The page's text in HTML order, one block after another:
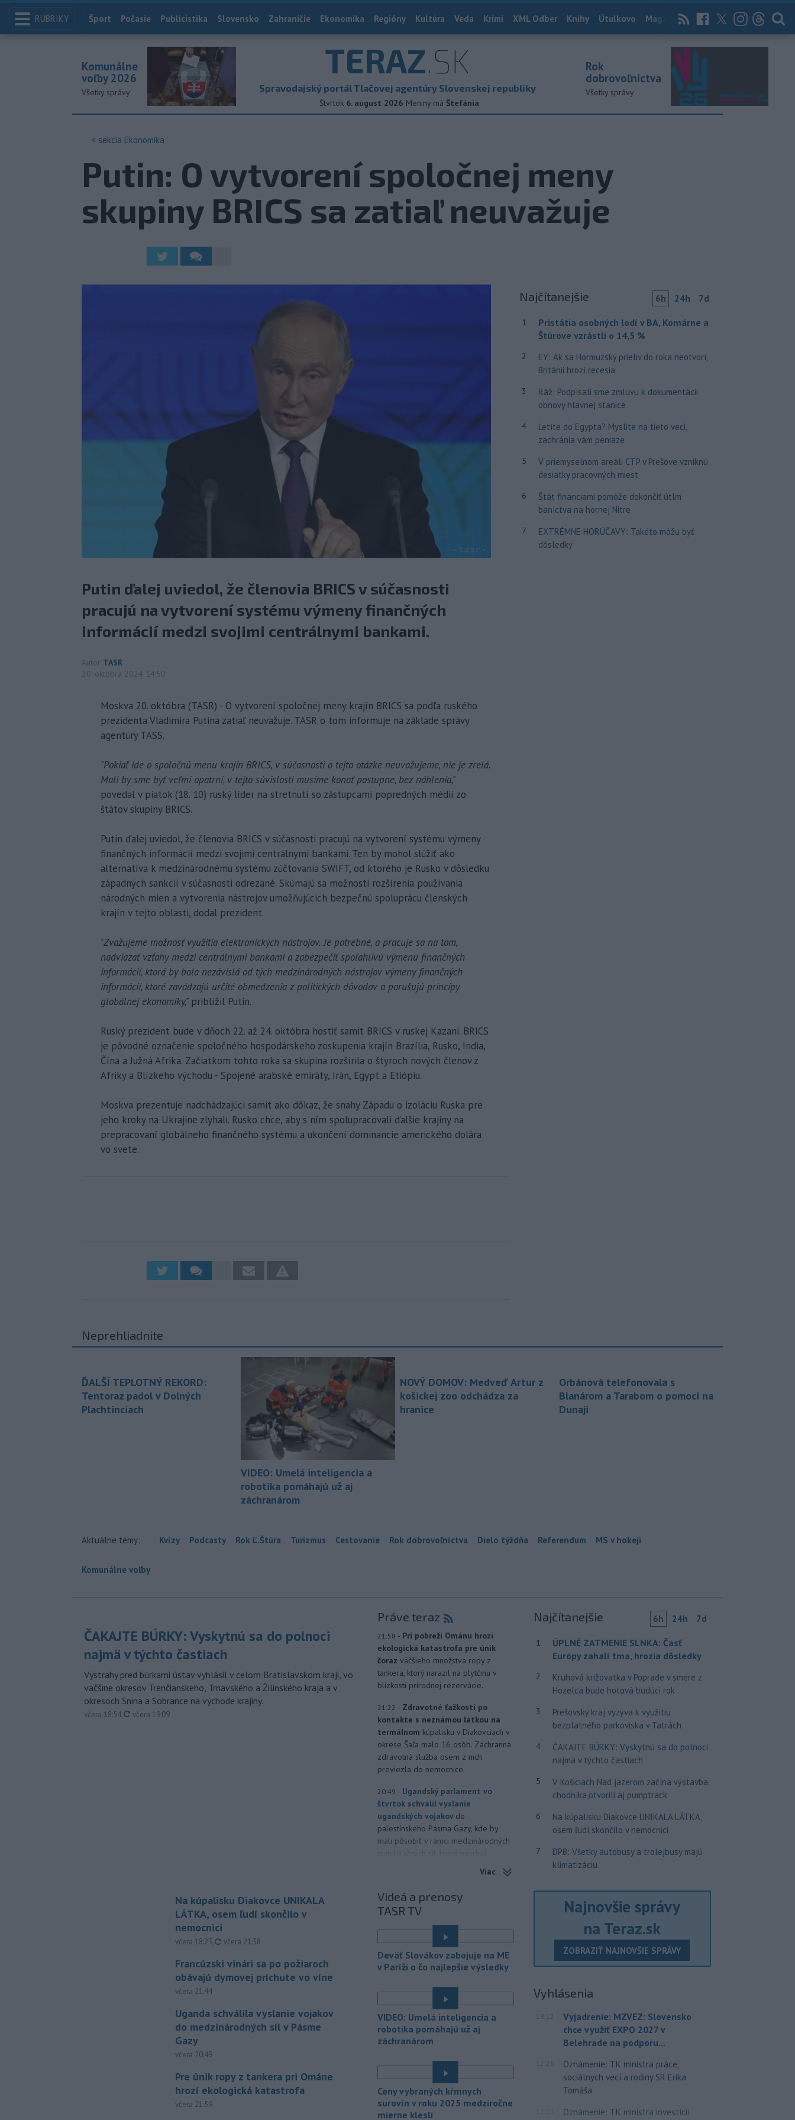
RUBRIKY Index
Šport Počasie Publicistika Slovensko Zahraničie Ekonomika Regióny Kultúra Veda Krimi XML Odber Knihy Útulkovo Magazín News Now Archív
TERAZ.SK
Spravodajský portál Tlačovej agentúry Slovenskej republiky
Štvrtok 6. august 2026 Meniny má Štefánia
Komunálne
voľby 2026
Všetky správy
Rok
dobrovoľníctva
Všetky správy
< sekcia Ekonomika
Putin: O vytvorení spoločnej meny
skupiny BRICS sa zatiaľ neuvažuje
Putin ďalej uviedol, že členovia BRICS v súčasnosti
pracujú na vytvorení systému výmeny finančných
informácií medzi svojimi centrálnymi bankami.
Autor TASR
20. októbra 2024 14:50
Moskva 20. októbra (TASR) - O vytvorení spoločnej meny krajín BRICS sa podľa ruského
prezidenta Vladimira Putina zatiaľ neuvažuje. TASR o tom informuje na základe správy
agentúry TASS.
"Pokiaľ ide o spoločnú menu krajín BRICS, v súčasnosti o tejto otázke neuvažujeme, nie je zrelá.
Mali by sme byť veľmi opatrní, v tejto súvislosti musíme konať postupne, bez náhlenia,"
povedal v piatok (18. 10) ruský líder na stretnutí so zástupcami popredných médií zo
štátov skupiny BRICS.
Putin ďalej uviedol, že členovia BRICS v súčasnosti pracujú na vytvorení systému výmeny
finančných informácií medzi svojimi centrálnymi bankami. Ten by mohol slúžiť ako
alternatíva k medzinárodnému systému zúčtovania SWIFT, od ktorého je Rusko v dôsledku
západných sankcií v súčasnosti odrezané. Skúmajú sa možnosti rozšírenia používania
národných mien a vytvorenia nástrojov umožňujúcich bezpečnú spoluprácu členských
krajín v tejto oblasti, dodal prezident.
"Zvažujeme možnosť využitia elektronických nástrojov. Je potrebné, a pracuje sa na tom,
nadviazať vzťahy medzi centrálnymi bankami a zabezpečiť spoľahlivú výmenu finančných
informácií, ktorá by bola nezávislá od tých medzinárodných nástrojov výmeny finančných
informácií, ktoré zavádzajú určité obmedzenia z politických dôvodov a porušujú princípy
globálnej ekonomiky," priblížil Putin.
Ruský prezident bude v dňoch 22. až 24. októbra hostiť samit BRICS v ruskej Kazani. BRICS
je pôvodné označenie spoločného hospodárskeho zoskupenia krajín Brazília, Rusko, India,
Čína a Južná Afrika. Začiatkom tohto roka sa skupina rozšírila o štyroch nových členov z
Afriky a Blízkeho východu - Spojené arabské emiráty, Irán, Egypt a Etiópiu.
Moskva prezentuje nadchádzajúci samit ako dôkaz, že snahy Západu o izoláciu Ruska pre
jeho kroky na Ukrajine zlyhali. Rusko chce, aby s ním spolupracovali ďalšie krajiny na
prepracovaní globálneho finančného systému a ukončení dominancie amerického dolára
vo svete.
Najčítanejšie 6h 24h 7d
1
Pristátia osobných lodí v BA, Komárne a
Štúrove vzrástli o 14,5 %
2
EY: Ak sa Hormuzský prieliv do roka neotvorí,
Británii hrozí recesia
3
Ráž: Podpísali sme zmluvu k dokumentácii
obnovy hlavnej stanice
4
Letíte do Egypta? Myslite na tieto veci,
zachránia vám peniaze
5
V priemyselnom areáli CTP v Prešove vzniknú
desiatky pracovných miest
6
Štát financiami pomôže dokončiť útlm
baníctva na hornej Nitre
7
EXTRÉMNE HORÚČAVY: Takéto môžu byť
dôsledky
Neprehliadnite
ĎALŠÍ TEPLOTNÝ REKORD:
Tentoraz padol v Dolných
Plachtinciach
VIDEO: Umelá inteligencia a
robotika pomáhajú už aj
záchranárom
NOVÝ DOMOV: Medveď Artur z
košickej zoo odchádza za
hranice
Orbánová telefonovala s
Blanárom a Tarabom o pomoci na
Dunaji
Aktuálne témy: Kvízy Podcasty Rok Ľ.Štúra Turizmus Cestovanie Rok dobrovoľníctva Dielo týždňa Referendum MS v hokeji
Komunálne voľby
ČAKAJTE BÚRKY: Vyskytnú sa do polnoci
najmä v týchto častiach
Výstrahy pred búrkami ústav vyhlásil v celom Bratislavskom kraji, vo
väčšine okresov Trenčianskeho, Trnavského a Žilinského kraja a v
okresoch Snina a Sobrance na východe krajiny.
včera 18:54, aktualizované
včera 19:09
Na kúpalisku Diakovce UNIKALA
LÁTKA, osem ľudí skončilo v
nemocnici
včera 18:23, aktualizované
včera 21:38
Francúzski vinári sa po požiaroch
obávajú dymovej príchute vo víne
včera 21:44
Uganda schválila vyslanie vojakov
do medzinárodných síl v Pásme
Gazy
včera 20:49
Pre únik ropy z tankera pri Ománe
hrozí ekologická katastrofa
včera 21:59
Práve teraz
21:58 - Pri pobreží Ománu hrozí
ekologická katastrofa pre únik
čoraz väčšieho množstva ropy z
tankera, ktorý narazil na plytčinu v
blízkosti prírodnej rezervácie.
21:22 - Zdravotné ťažkosti po
kontakte s neznámou látkou na
termálnom kúpalisku v Diakovciach v
okrese Šaľa malo 16 osôb. Záchranná
zdravotná služba osem z nich
previezla do nemocnice.
20:49 - Ugandský parlament vo
štvrtok schválil vyslanie
ugandských vojakov do
palestínskeho Pásma Gazy, kde by
mali pôsobiť v rámci medzinárodných
(FA) stiahla svoju podporu
prezidentovi
futbalovej federácie (FIFA) Giannimu
Infantinovi, ktorý je pod paľbou kritiky
po jeho neúspešnom pláne.
18:54 - Vo štvrtok do polnoci treba
Slovenska počítať s búrkami.
Slovenský hydrometeorologický ústav
(SHMÚ) vydal výstrahy prvého stupňa.
Platia aj v okresoch Snina a Sobrance.
záchrannými zložkami zasahuje na
termálnom kúpalisku v Diakovciach.
17:36 - V dunajských prístavoch v
Bratislave, Komárne a Štúrove v
Viac
Videá a prenosy
TASR TV
Deväť Slovákov zabojuje na ME
v Paríži o čo najlepšie výsledky
VIDEO: Umelá inteligencia a
robotika pomáhajú už aj
záchranárom
Ceny vybraných kŕmnych
surovín v roku 2025 medziročne
mierne klesli
Najčítanejšie 6h 24h 7d
1
ÚPLNÉ ZATMENIE SLNKA: Časť
Európy zahalí tma, hrozia dôsledky
2
Kruhová križovatka v Poprade v smere z
Hozelca bude hotová budúci rok
3
Prešovský kraj vyzýva k využitiu
bezplatného parkoviska v Tatrách
4
ČAKAJTE BÚRKY: Vyskytnú sa do polnoci
najmä v týchto častiach
5
V Košiciach Nad jazerom začína výstavba
chodníka,otvorili aj pumptrack
6
Na kúpalisku Diakovce UNIKALA LÁTKA,
osem ľudí skončilo v nemocnici
7
DPB: Všetky autobusy a trolejbusy majú
klimatizáciu
Najnovšie správy
na Teraz.sk
ZOBRAZIŤ NAJNOVŠIE SPRÁVY
Vyhlásenia
18:12
Vyjadrenie: MZVEZ: Slovensko
chce využiť EXPO 2027 v
Belehrade na podporu...
12:26
Oznámenie: TK ministra práce,
sociálnych vecí a rodiny SR Erika
Tomáša
Oznámenie: TK ministra investícií